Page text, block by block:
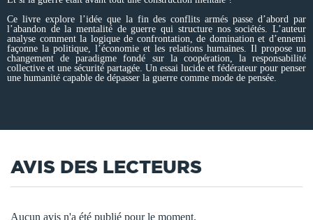
Ce livre explore l’idée que la fin des conflits armés passe d’abord par
l’abandon de la mentalité de guerre qui structure nos sociétés. L’auteur
analyse comment la logique de confrontation, de domination et d’ennemi
façonne la politique, l’économie et les relations humaines. Il propose un
changement de paradigme fondé sur la coopération, la responsabilité
collective et une sécurité partagée. Un essai lucide et fédérateur pour penser
une humanité capable de dépasser la guerre comme mode de pensée.
AVIS DES LECTEURS
Aucun avis n'a été publié pour le moment.